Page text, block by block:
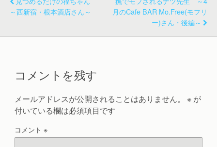
～西新宿・根本酒店さん～
月のCafe BAR Mo.free(モフリ
ー)さん・後編～
コメントを残す
メールアドレスが公開されることはありません。 ※ が
付いている欄は必須項目です
コメント ※